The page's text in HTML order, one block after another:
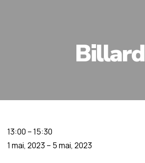
Billard
13:00 –15:30
1 mai, 2023 – 5 mai, 2023